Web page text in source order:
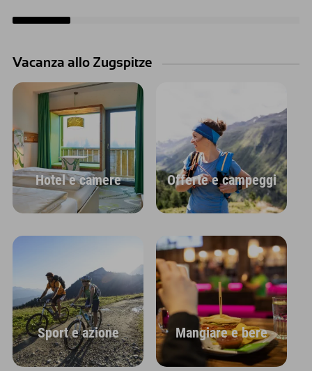
Vacanza allo Zugspitze
Hotel e camere Offerte e campeggi
Sport e azione Mangiare e bere